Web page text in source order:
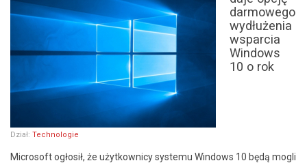
darmowego
wydłużenia
wsparcia
Windows
10 o rok
Dział: Technologie
Microsoft ogłosił, że użytkownicy systemu Windows 10 będą mogli